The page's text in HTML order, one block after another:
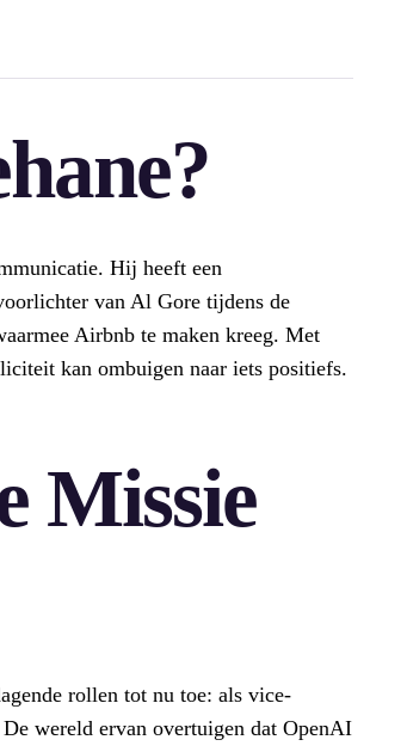
Hij heeft een
van Al Gore tijdens de
Airbnb te maken kreeg. Met
kan ombuigen naar iets positiefs.
Missie
rollen tot nu toe: als vice-
wereld ervan overtuigen dat OpenAI